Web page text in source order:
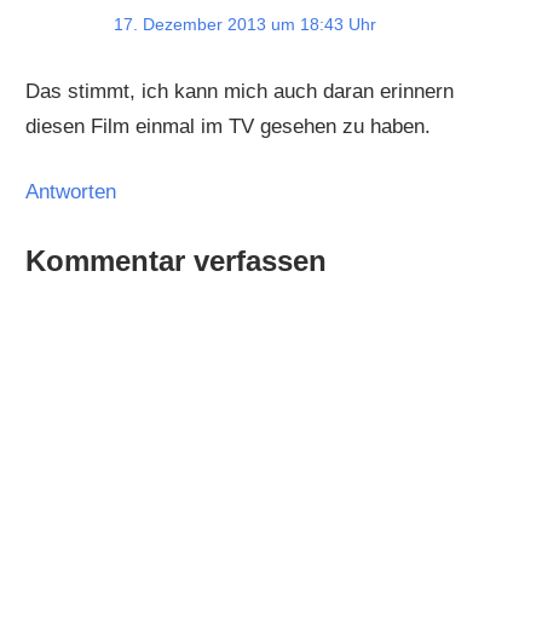
17. Dezember 2013 um 18:43 Uhr
Das stimmt, ich kann mich auch daran erinnern
diesen Film einmal im TV gesehen zu haben.
Antworten
Kommentar verfassen